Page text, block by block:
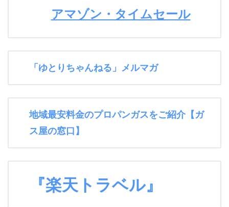
アマゾン・タイムセール
「ゆとりちゃんねる」メルマガ
地域最安料金のプロパンガスをご紹介【ガ
ス屋の窓口】
『楽天トラベル』